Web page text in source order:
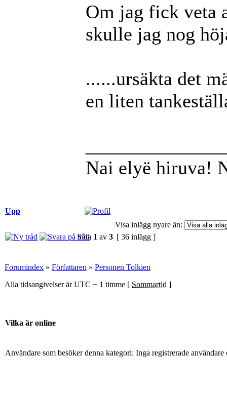
Om jag fick veta
skulle jag nog
......ursäkta det
en liten
Nai elyë hiruva!
Upp
Visa inlägg nyare än:
Sida 1 av 3 [ 36 inlägg ]
Forumindex » Författaren » Personen Tolkien
Alla tidsangivelser är UTC + 1 timme [ Sommartid ]
Vilka är online
Användare som besöker denna kategori: Inga registrerade användare